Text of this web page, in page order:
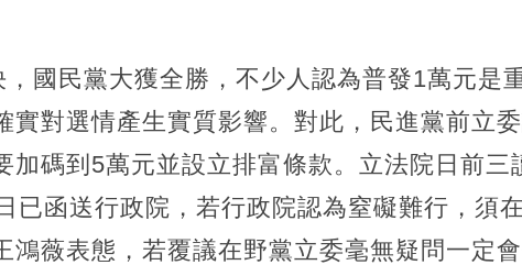
國民黨大獲全勝，不少人認為普發1萬元是
實對選情產生實質影響。對此，民進黨前立
加碼到5萬元並設立排富條款。立法院日前三
已函送行政院，若行政院認為窒礙難行，須
鴻薇表態，若覆議在野黨立委毫無疑問一定